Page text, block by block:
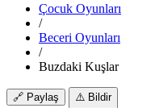
Çocuk Oyunları
/
Beceri Oyunları
/
Buzdaki Kuşlar
🔗 Paylaş ⚠️ Bildir